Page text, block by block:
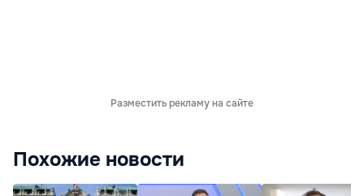
Разместить рекламу на сайте
Похожие новости